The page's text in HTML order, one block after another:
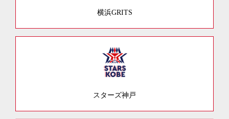
横浜GRITS
スターズ神戸